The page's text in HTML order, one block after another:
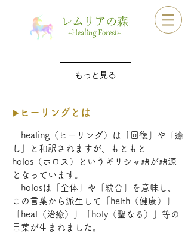
もっと見る
▶ ヒーリングとは
healing（ヒーリング）は「回復」や「癒
し」と和訳されますが、もともと
holos（ホロス）というギリシャ語が語源
となっています。
holosは「全体」や「統合」を意味し、
この言葉から派生して「helth（健康）」
「heal（治癒）」「holy（聖なる）」等の
言葉が生まれました。